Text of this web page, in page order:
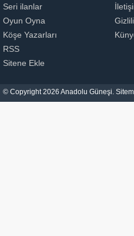
Seri ilanlar
Oyun Oyna
Köşe Yazarları
RSS
Sitene Ekle
© Copyright 2026 Anadolu Güneşi.